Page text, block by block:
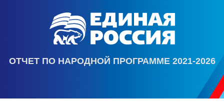
ОТЧЕТ ПО НАРОДНОЙ ПРОГРАММЕ 2021-2026